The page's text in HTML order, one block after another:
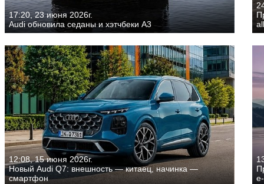
17:20, 23 июня 2026г.
Audi обновила седаны и хэтчбеки A3
12:08, 15 июня 2026г.
Новый Audi Q7: внешность — китаец, начинка —
смартфон